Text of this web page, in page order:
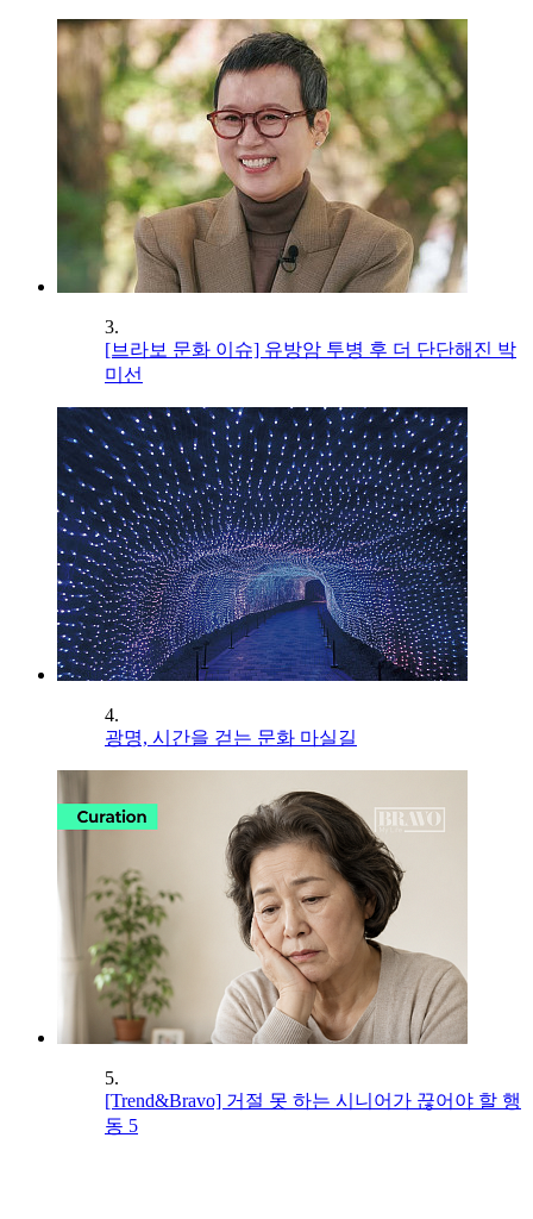
3.
[브라보 문화 이슈] 유방암 투병 후 더 단단해진 박
미선
4.
광명, 시간을 걷는 문화 마실길
5.
[Trend&Bravo] 거절 못 하는 시니어가 끊어야 할 행
동 5